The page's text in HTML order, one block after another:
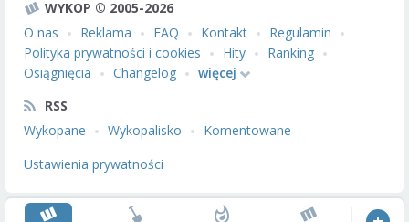
WYKOP © 2005-2026
O nas
Reklama FAQ Kontakt
Regulamin
Polityka prywatności i cookies
Hity
Ranking
Osiągnięcia
Changelog
więcej
RSS
Wykopane
Wykopalisko
Komentowane
Ustawienia prywatności